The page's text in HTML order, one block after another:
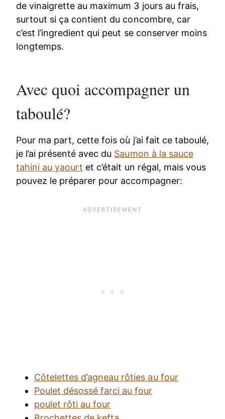
de vinaigrette au maximum 3 jours au frais,
surtout si ça contient du concombre, car
c’est l’ingredient qui peut se conserver moins
longtemps.
Avec quoi accompagner un
taboulé?
Pour ma part, cette fois où j’ai fait ce taboulé,
je l’ai présenté avec du Saumon à la sauce
tahini au yaourt et c’était un régal, mais vous
pouvez le préparer pour accompagner:
Côtelettes d’agneau rôties au four
Poulet désossé farci au four
poulet rôti au four